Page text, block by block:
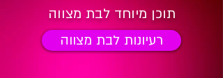
תוכן מיוחד לבת מצווה
רעיונות לבת מצווה